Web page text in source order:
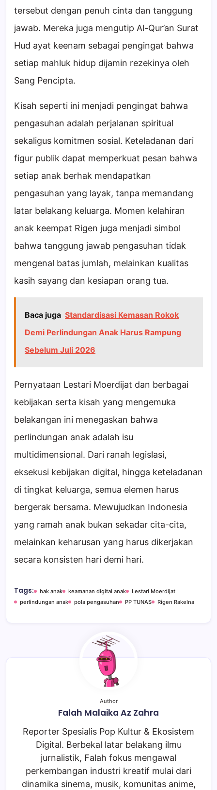
tersebut dengan penuh cinta dan tanggung
jawab. Mereka juga mengutip Al-Qur’an Surat
Hud ayat keenam sebagai pengingat bahwa
setiap mahluk hidup dijamin rezekinya oleh
Sang Pencipta.
Kisah seperti ini menjadi pengingat bahwa
pengasuhan adalah perjalanan spiritual
sekaligus komitmen sosial. Keteladanan dari
figur publik dapat memperkuat pesan bahwa
setiap anak berhak mendapatkan
pengasuhan yang layak, tanpa memandang
latar belakang keluarga. Momen kelahiran
anak keempat Rigen juga menjadi simbol
bahwa tanggung jawab pengasuhan tidak
mengenal batas jumlah, melainkan kualitas
kasih sayang dan kesiapan orang tua.
Baca juga Standardisasi Kemasan Rokok
Demi Perlindungan Anak Harus Rampung
Sebelum Juli 2026
Pernyataan Lestari Moerdijat dan berbagai
kebijakan serta kisah yang mengemuka
belakangan ini menegaskan bahwa
perlindungan anak adalah isu
multidimensional. Dari ranah legislasi,
eksekusi kebijakan digital, hingga keteladanan
di tingkat keluarga, semua elemen harus
bergerak bersama. Mewujudkan Indonesia
yang ramah anak bukan sekadar cita-cita,
melainkan keharusan yang harus dikerjakan
secara konsisten hari demi hari.
Tags: hak anak keamanan digital anak
Lestari Moerdijat
perlindungan anak
pola pengasuhan PP TUNAS Rigen Rakelna
Author
Falah Malaika Az Zahra
Reporter Spesialis Pop Kultur & Ekosistem
Digital. Berbekal latar belakang ilmu
jurnalistik, Falah fokus mengawal
perkembangan industri kreatif mulai dari
dinamika sinema, musik, komunitas anime,